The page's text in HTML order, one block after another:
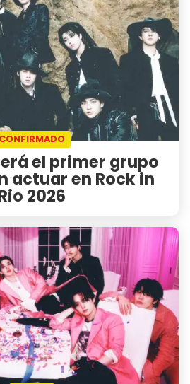
CONFIRMADO
el primer grupo
actuar en Rock in
2026